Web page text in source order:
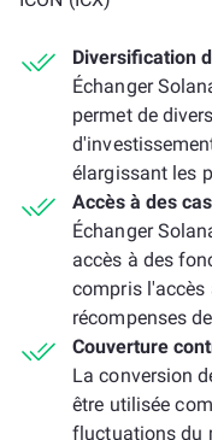
Diversification
Échanger
permet de
élargissant les
Accès à des
Échanger
accès à des
compris l'accès
récompenses
Couverture
La conversion
être utilisée
fluctuations du